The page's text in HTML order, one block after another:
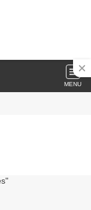
MENU